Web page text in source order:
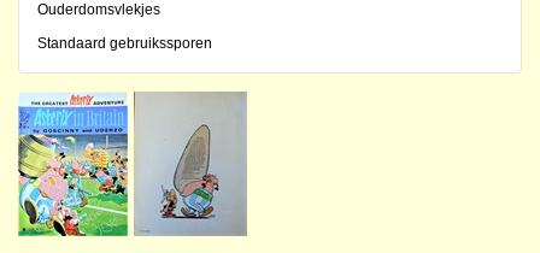
Ouderdomsvlekjes
Standaard gebruikssporen